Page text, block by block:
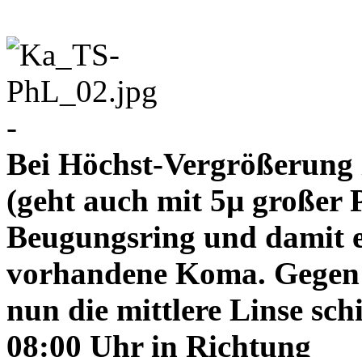
-
Bei Höchst-
(geht auch mit 5µ großer
Beugungsring und damit
vorhandene Koma.
nun die mittlere Linse
08:00 Uhr in Richtung